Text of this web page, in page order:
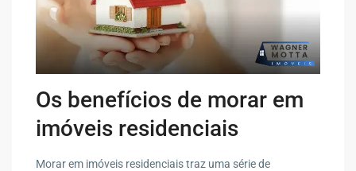
Os benefícios de morar em
imóveis residenciais
Morar em imóveis residenciais traz uma série de